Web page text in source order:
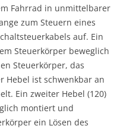
Fahrrad in unmittelbarer
zum Steuern eines
auf. Ein
Steuerkörper beweglich
Steuerkörper, das
Hebel ist schwenkbar an
Ein zweiter Hebel (120)
montiert und
ein Lösen des